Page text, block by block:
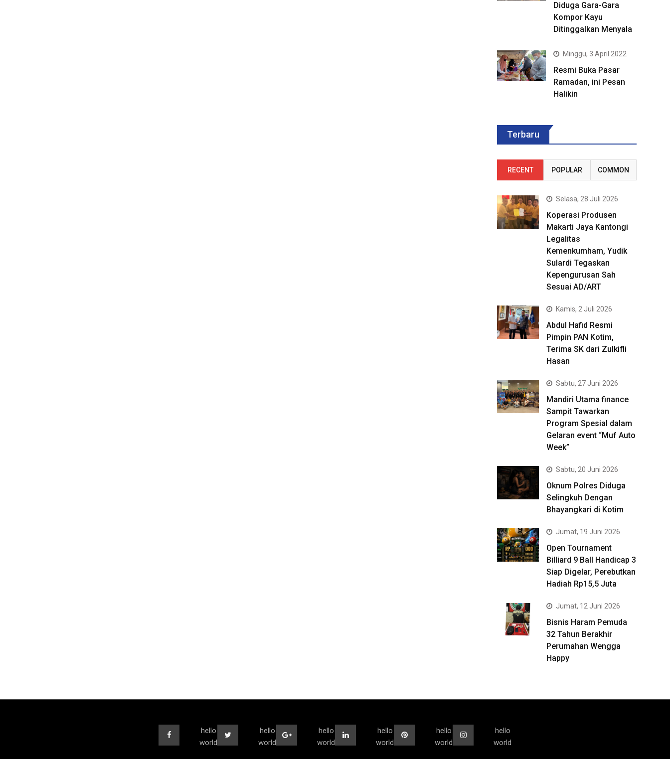
Diduga Gara-Gara
Kompor Kayu
Ditinggalkan Menyala
Minggu, 3 April 2022
Resmi Buka Pasar
Ramadan, ini Pesan
Halikin
Terbaru
RECENT POPULAR COMMON
Selasa, 28 Juli 2026
Koperasi Produsen
Makarti Jaya Kantongi
Legalitas
Kemenkumham, Yudik
Sulardi Tegaskan
Kepengurusan Sah
Sesuai AD/ART
Kamis, 2 Juli 2026
Abdul Hafid Resmi
Pimpin PAN Kotim,
Terima SK dari Zulkifli
Hasan
Sabtu, 27 Juni 2026
Mandiri Utama finance
Sampit Tawarkan
Program Spesial dalam
Gelaran event “Muf Auto
Week”
Sabtu, 20 Juni 2026
Oknum Polres Diduga
Selingkuh Dengan
Bhayangkari di Kotim
Jumat, 19 Juni 2026
Open Tournament
Billiard 9 Ball Handicap 3
Siap Digelar, Perebutkan
Hadiah Rp15,5 Juta
Jumat, 12 Juni 2026
Bisnis Haram Pemuda
32 Tahun Berakhir
Perumahan Wengga
Happy
hello
world
hello
world
hello
world
hello
world
hello
world
hello
world